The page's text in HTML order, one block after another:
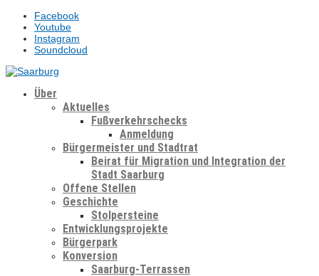
Facebook
Youtube
Instagram
Soundcloud
Über
Aktuelles
Fußverkehrschecks
Anmeldung
Bürgermeister und Stadtrat
Beirat für Migration und Integration der
Stadt Saarburg
Offene Stellen
Geschichte
Stolpersteine
Entwicklungsprojekte
Bürgerpark
Konversion
Saarburg-Terrassen